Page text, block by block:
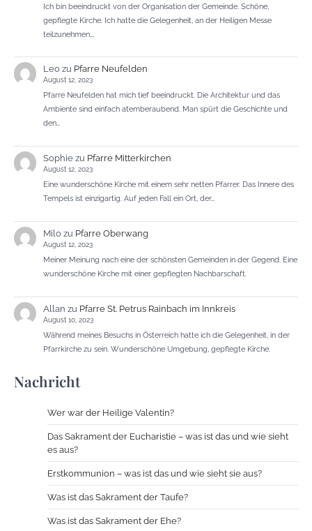
Ich bin beeindruckt von der Organisation der Gemeinde. Schöne,
gepflegte Kirche. Ich hatte die Gelegenheit, an der Heiligen Messe
teilzunehmen,…
Leozu Pfarre Neufelden
August 12, 2023
Pfarre Neufelden hat mich tief beeindruckt. Die Architektur und das
Ambiente sind einfach atemberaubend. Man spürt die Geschichte und
den…
Sophiezu Pfarre Mitterkirchen
August 12, 2023
Eine wunderschöne Kirche mit einem sehr netten Pfarrer. Das Innere des
Tempels ist einzigartig. Auf jeden Fall ein Ort, der…
Milozu Pfarre Oberwang
August 12, 2023
Meiner Meinung nach eine der schönsten Gemeinden in der Gegend. Eine
wunderschöne Kirche mit einer gepflegten Nachbarschaft.
Allan zu Pfarre St. Petrus Rainbach im Innkreis
August 10, 2023
Während meines Besuchs in Österreich hatte ich die Gelegenheit, in der
Pfarrkirche zu sein. Wunderschöne Umgebung, gepflegte Kirche.
Nachricht
Wer war der Heilige Valentin?
Das Sakrament der Eucharistie – was ist das und wie sieht
es aus?
Erstkommunion – was ist das und wie sieht sie aus?
Was ist das Sakrament der Taufe?
Was ist das Sakrament der Ehe?